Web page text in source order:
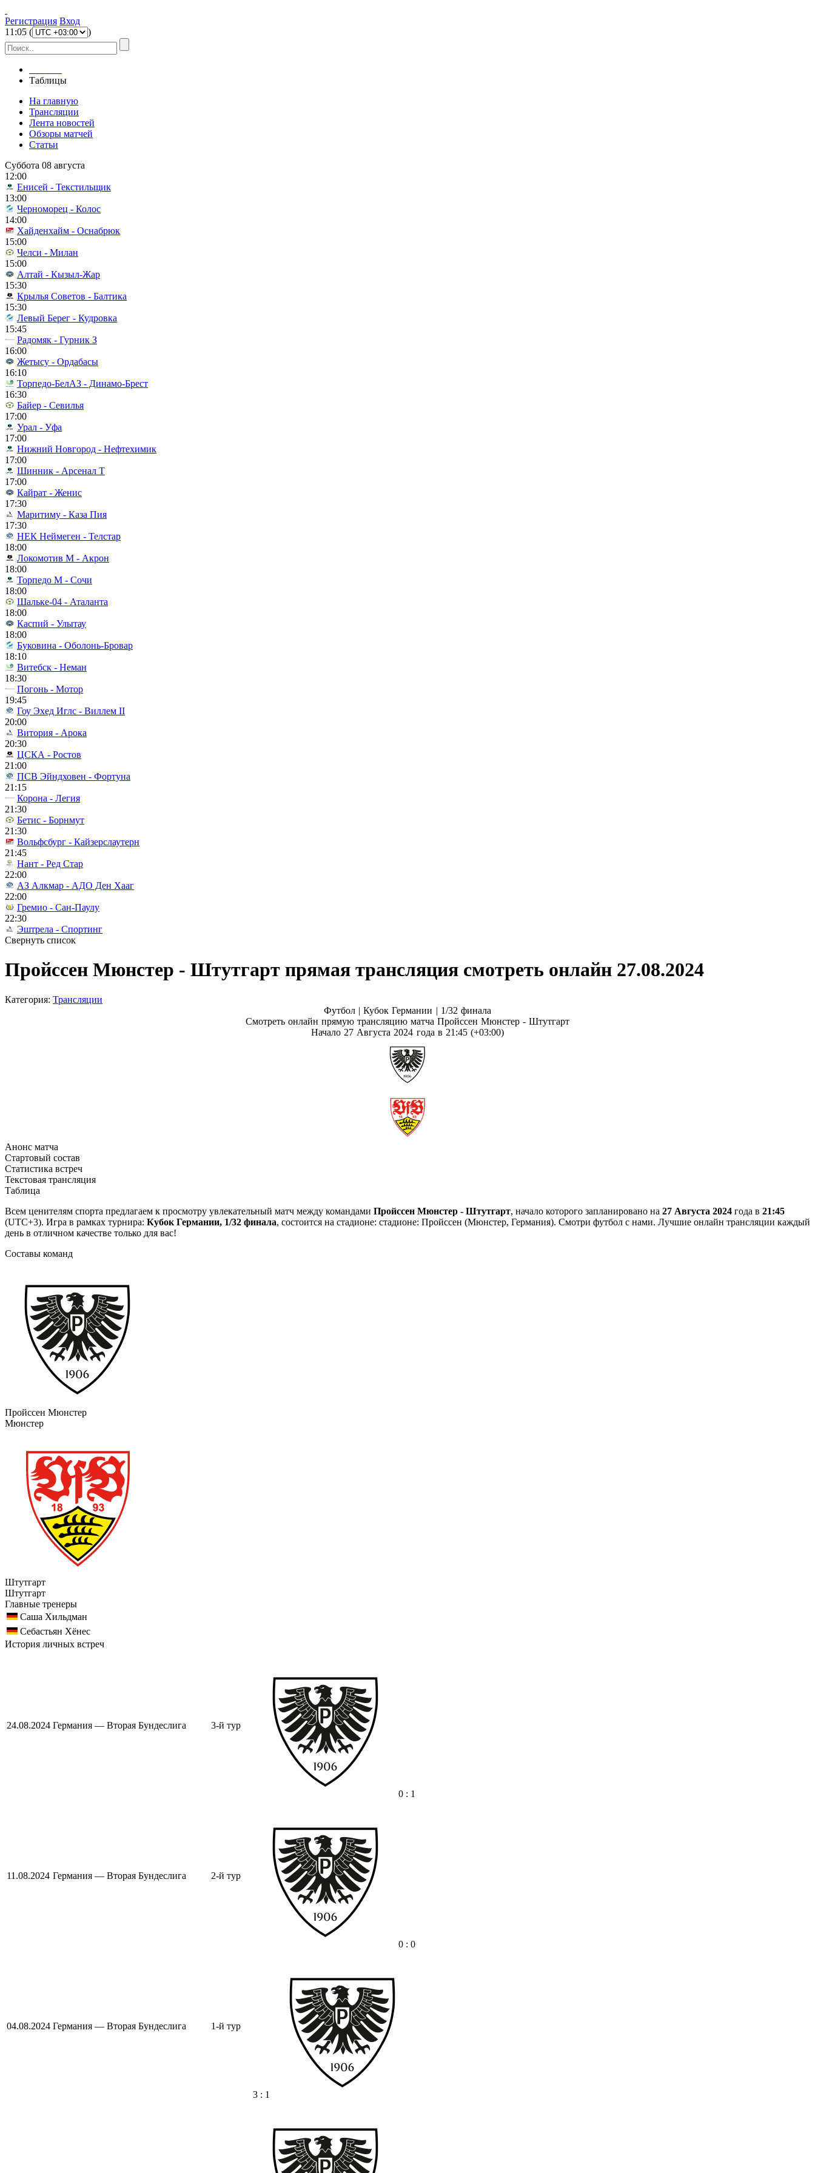
Регистрация Вход
11 :05 ( )
Таблицы
На главную
Трансляции
Лента новостей
Обзоры матчей
Статьи
Суббота 08 августа
12:00
Енисей - Текстильщик
13:00
Черноморец - Колос
14:00
Хайденхайм - Оснабрюк
15:00
Челси - Милан
15:00
Алтай - Кызыл-Жар
15:30
Крылья Советов - Балтика
15:30
Левый Берег - Кудровка
15:45
Радомяк - Гурник З
16:00
Жетысу - Ордабасы
16:10
Торпедо-БелАЗ - Динамо-Брест
16:30
Байер - Севилья
17:00
Урал - Уфа
17:00
Нижний Новгород - Нефтехимик
17:00
Шинник - Арсенал Т
17:00
Кайрат - Женис
17:30
Маритиму - Каза Пия
17:30
НЕК Неймеген - Телстар
18:00
Локомотив М - Акрон
18:00
Торпедо М - Сочи
18:00
Шальке-04 - Аталанта
18:00
Каспий - Улытау
18:00
Буковина - Оболонь-Бровар
18:10
Витебск - Неман
18:30
Погонь - Мотор
19:45
Гоу Эхед Иглс - Виллем II
20:00
Витория - Арока
20:30
ЦСКА - Ростов
21:00
ПСВ Эйндховен - Фортуна
21:15
Корона - Легия
21:30
Бетис - Борнмут
21:30
Вольфсбург - Кайзерслаутерн
21:45
Нант - Ред Стар
22:00
АЗ Алкмар - АДО Ден Хааг
22:00
Гремио - Сан-Паулу
22:30
Эштрела - Спортинг
Свернуть список
Пройссен Мюнстер - Штутгарт прямая трансляция смотреть онлайн 27.08.2024
Категория: Трансляции
Футбол | Кубок Германии | 1/32 финала
Смотреть онлайн прямую трансляцию матча Пройссен Мюнстер - Штутгарт
Начало 27 Августа 2024 года в 21:45 (+03:00)
Анонс матча
Стартовый состав
Статистика встреч
Текстовая трансляция
Таблица
Всем ценителям спорта предлагаем к просмотру увлекательный матч между командами Пройссен Мюнстер - Штутгарт, начало которого запланировано на 27 Августа 2024 года в 21:45
(UTC+3). Игра в рамках турнира: Кубок Германии, 1/32 финала, состоится на стадионе: стадионе: Пройссен (Мюнстер, Германия). Смотри футбол с нами. Лучшие онлайн трансляции каждый
день в отличном качестве только для вас!
Составы команд
Пройссен Мюнстер
Мюнстер
Штутгарт
Штутгарт
Главные тренеры
Саша Хильдман
Себастьян Хёнес
История личных встреч
24.08.2024 Германия — Вторая Бундеслига 3-й тур
0 : 1
11.08.2024 Германия — Вторая Бундеслига 2-й тур
0 : 0
04.08.2024 Германия — Вторая Бундеслига 1-й тур
3 : 1